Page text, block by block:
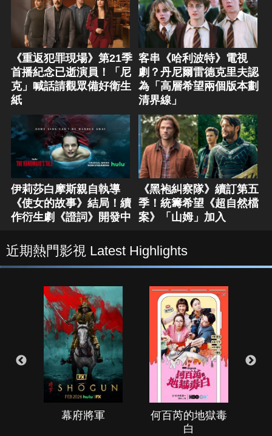
《重返犯罪現場》第21季
首播紀念已逝演員！「尼
克」喊話請觀眾備好衛生
紙
客串《哈利波特》電視
劇？丹尼爾雷德克里夫認
為「高層希望兩個版本劃
清界線」
伊莉莎白摩斯親自執導
《使女的故事》結局！續
作衍生劇《證詞》開發中
《黑袍糾察隊》續訂第五
季！統籌希望《超自然檔
案》「山姆」加入
近期熱門影視 Latest Highlights
幕府將軍
何百芮的地獄毒
白